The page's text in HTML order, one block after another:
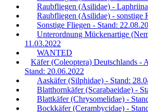
Raubfliegen (Asilidae) -
Raubfliegen (Asilidae) - sonstige
Sonstige Fliegen - Stand:
Unterordnung Mückenartige
11.03.2022
WANTED
Käfer (Coleoptera) Deutschlands -
Stand: 20.06.2022
Aaskäfer (Silphidae) - Stand:
Blatthornkäfer (Scarabaeidae) -
Blattkäfer (Chrysomelidae) -
Bockkäfer (Cerambycidae) -